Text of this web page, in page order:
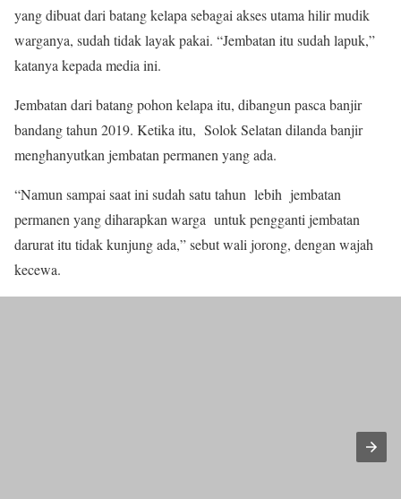
yang dibuat dari batang kelapa sebagai akses utama hilir mudik
warganya, sudah tidak layak pakai. “Jembatan itu sudah lapuk,”
katanya kepada media ini.
Jembatan dari batang pohon kelapa itu, dibangun pasca banjir
bandang tahun 2019. Ketika itu, Solok Selatan dilanda banjir
menghanyutkan jembatan permanen yang ada.
“Namun sampai saat ini sudah satu tahun lebih jembatan
permanen yang diharapkan warga untuk pengganti jembatan
darurat itu tidak kunjung ada,” sebut wali jorong, dengan wajah
kecewa.